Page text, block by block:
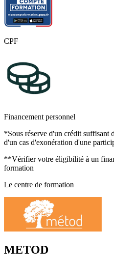
CPF
Financement personnel
*Sous réserve d'un crédit suffisant
d'un cas d'exonération d'une
**Vérifier votre éligibilité à un
formation
Le centre de formation
METOD